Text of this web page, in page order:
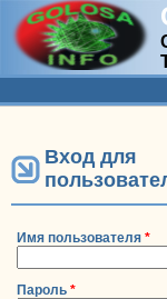
Вход для
Имя пользователя *
Пароль *